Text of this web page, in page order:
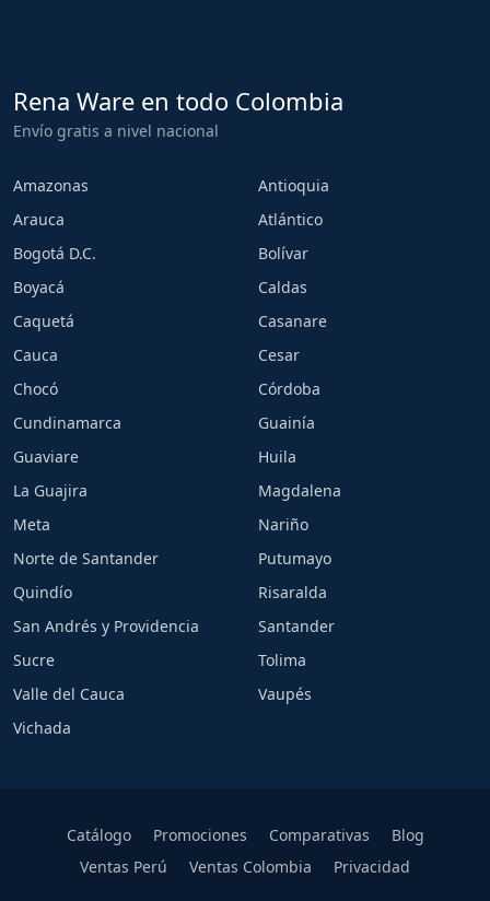
Rena Ware en todo Colombia
Envío gratis a nivel nacional
Amazonas
Antioquia
Arauca
Atlántico
Bogotá D.C.
Bolívar
Boyacá
Caldas
Caquetá
Casanare
Cauca
Cesar
Chocó
Córdoba
Cundinamarca
Guainía
Guaviare
Huila
La Guajira
Magdalena
Meta
Nariño
Norte de Santander
Putumayo
Quindío
Risaralda
San Andrés y Providencia
Santander
Sucre
Tolima
Valle del Cauca
Vaupés
Vichada
Catálogo Promociones Comparativas
Blog
Ventas Perú
Ventas Colombia Privacidad